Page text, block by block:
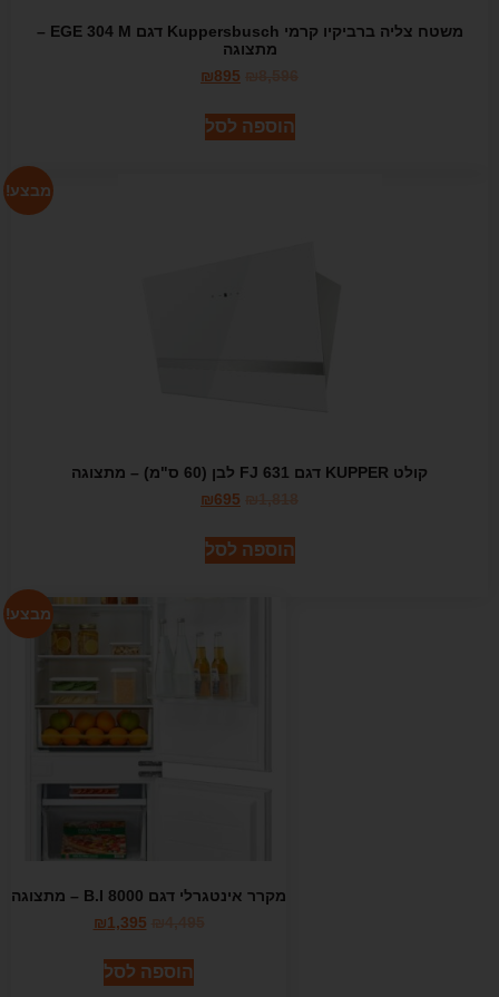
משטח צליה ברביקיו קרמי Kuppersbusch דגם EGE 304 M –
מתצוגה
₪895
הוספה לסל
מבצע!
קולט KUPPER דגם 631 FJ לבן (60 ס"מ) – מתצוגה
₪695
הוספה לסל
מבצע!
מקרר אינטגרלי דגם B.I 8000 – מתצוגה
₪1,395
הוספה לסל